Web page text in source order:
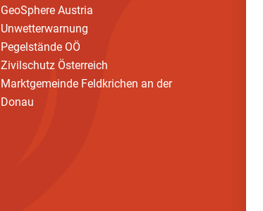
GeoSphere Austria
Unwetterwarnung
Pegelstände OÖ
Zivilschutz Österreich
Marktgemeinde Feldkrichen an der
Donau